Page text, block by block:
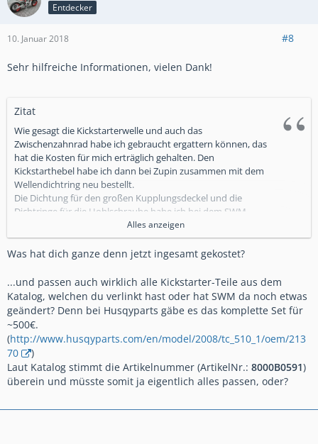
Entdecker
10. Januar 2018 #8
Sehr hilfreiche Informationen, vielen Dank!
Zitat
Wie gesagt die Kickstarterwelle und auch das
Zwischenzahnrad habe ich gebraucht ergattern können, das
hat die Kosten für mich erträglich gehalten. Den
Kickstarthebel habe ich dann bei Zupin zusammen mit dem
Wellendichtring neu bestellt.
Die Dichtung für den großen Kupplungsdeckel und die
Dichtringe für die Hohlschraube habe ich bei dem SWM
Händler meines Vertrauens bestellt.
Alles anzeigen
Was hat dich ganze denn jetzt ingesamt gekostet?
...und passen auch wirklich alle Kickstarter-Teile aus dem
Katalog, welchen du verlinkt hast oder hat SWM da noch etwas
geändert? Denn bei Husqyparts gäbe es das komplette Set für
~500€.
(http://www.husqyparts.com/en/model/2008/tc_510_1/oem/213
70
)
Laut Katalog stimmt die Artikelnummer (ArtikelNr.: 8000B0591)
überein und müsste somit ja eigentlich alles passen, oder?